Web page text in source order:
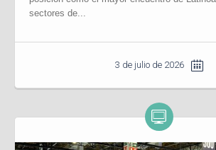
sectores de...
3 de julio de 2026